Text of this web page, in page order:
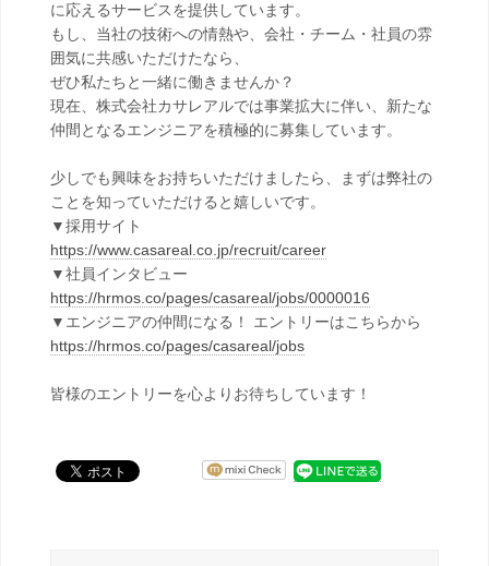
に応えるサービスを提供しています。
もし、当社の技術への情熱や、会社・チーム・社員の雰
囲気に共感いただけたなら、
ぜひ私たちと一緒に働きませんか？
現在、株式会社カサレアルでは事業拡大に伴い、新たな
仲間となるエンジニアを積極的に募集しています。
少しでも興味をお持ちいただけましたら、まずは弊社の
ことを知っていただけると嬉しいです。
▼採用サイト
https://www.casareal.co.jp/recruit/career
▼社員インタビュー
https://hrmos.co/pages/casareal/jobs/0000016
▼エンジニアの仲間になる！ エントリーはこちらから
https://hrmos.co/pages/casareal/jobs
皆様のエントリーを心よりお待ちしています！